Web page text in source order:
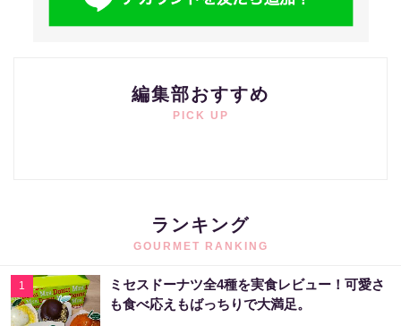
編集部おすすめ
PICK UP
ランキング
GOURMET RANKING
1
ミセスドーナツ全4種を実食レビュー！可愛さ
も食べ応えもばっちりで大満足。